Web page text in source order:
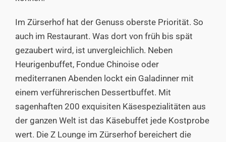
Im Zürserhof hat der Genuss oberste Priorität. So
auch im Restaurant. Was dort von früh bis spät
gezaubert wird, ist unvergleichlich. Neben
Heurigenbuffet, Fondue Chinoise oder
mediterranen Abenden lockt ein Galadinner mit
einem verführerischen Dessertbuffet. Mit
sagenhaften 200 exquisiten Käsespezialitäten aus
der ganzen Welt ist das Käsebuffet jede Kostprobe
wert. Die Z Lounge im Zürserhof bereichert die